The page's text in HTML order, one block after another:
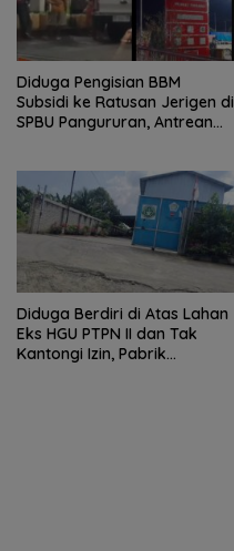
Diduga Pengisian BBM
Subsidi ke Ratusan Jerigen di
SPBU Pangururan, Antrean
Diduga Berdiri di Atas Lahan
Eks HGU PTPN II dan Tak
Kantongi Izin, Pabrik